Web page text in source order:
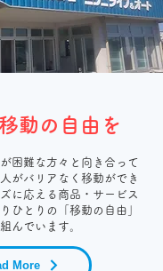
動の自由を
困難な方々と向き合って
がバリアなく移動ができ
に応える商品・サービス
ひとりの「移動の自由」
んでいます。
More